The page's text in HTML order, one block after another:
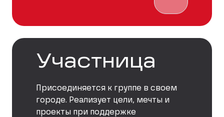
Участница
Присоединяется к группе в своем
городе. Реализует цели, мечты и
проекты при поддержке